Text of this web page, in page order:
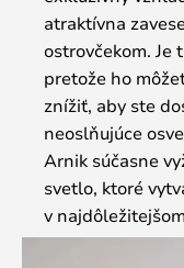
atraktívna
ostrovčekom. Je
pretože ho
znížiť, aby ste
neoslňujúce
Arnik súčasne
svetlo, ktoré
v